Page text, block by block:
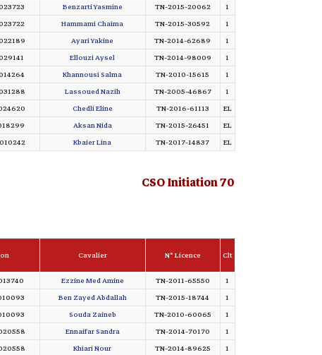
1
TN-2015-20062
Benzarti Yasmine
1
TN-2015-30592
Hammami Chaima
1
TN-2014-62689
Ayari Yakine
1
TN-2014-98009
Ellouzi Aysel
1
TN-2010-15615
Khannousi Salma
1
TN-2005-46867
Lassoued Nazih
EL
TN-2016-61113
Chedli Eline
EL
TN-2015-26451
Aksan Nida
EL
TN-2017-14837
Kbaier Lina
CSO Initiation 70
Clt
N° Licence
Cavalier
1
TN-2011-65550
Ezzine Med Amine
1
TN-2015-18744
Ben Zayed Abdallah
1
TN-2010-60065
Souda Zaineb
1
TN-2014-70170
Ennaifar Sandra
1
TN-2014-89625
Khiari Nour